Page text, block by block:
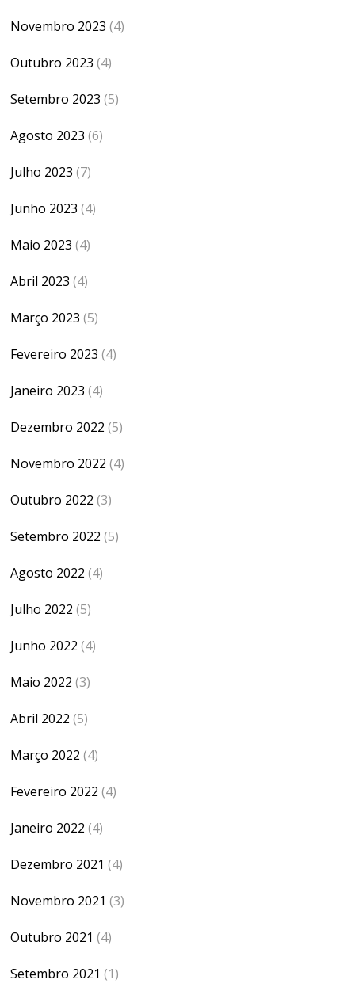
Novembro 2023 (4)
Outubro 2023 (4)
Setembro 2023 (5)
Agosto 2023 (6)
Julho 2023 (7)
Junho 2023 (4)
Maio 2023 (4)
Abril 2023 (4)
Março 2023 (5)
Fevereiro 2023 (4)
Janeiro 2023 (4)
Dezembro 2022 (5)
Novembro 2022 (4)
Outubro 2022 (3)
Setembro 2022 (5)
Agosto 2022 (4)
Julho 2022 (5)
Junho 2022 (4)
Maio 2022 (3)
Abril 2022 (5)
Março 2022 (4)
Fevereiro 2022 (4)
Janeiro 2022 (4)
Dezembro 2021 (4)
Novembro 2021 (3)
Outubro 2021 (4)
Setembro 2021 (1)